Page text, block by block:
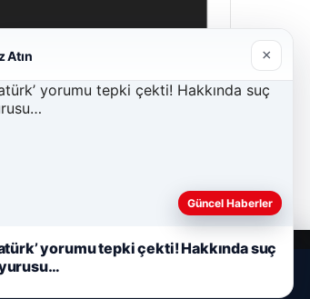
Beton
26, 2026
Atın ×
Güncel Haberler
yorumu tepki çekti! Hakkında suç